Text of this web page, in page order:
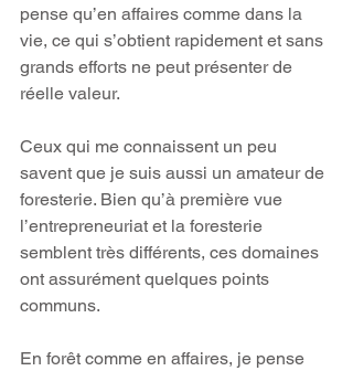
pense qu’en affaires comme dans la
vie, ce qui s’obtient rapidement et sans
grands efforts ne peut présenter de
réelle valeur.
Ceux qui me connaissent un peu
savent que je suis aussi un amateur de
foresterie. Bien qu’à première vue
l’entrepreneuriat et la foresterie
semblent très différents, ces domaines
ont assurément quelques points
communs.
En forêt comme en affaires, je pense